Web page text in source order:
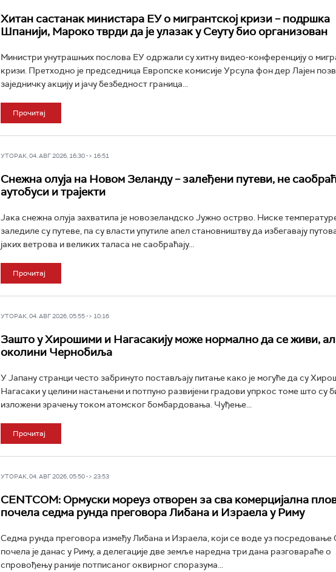
Хитан састанак министара ЕУ о мигрантској кризи – подршка
Шпанији, Мароко тврди да је улазак у Сеуту био организован
Министри унутрашњих послова ЕУ одржали су хитну видео-конференцију о
кризи. Претходно је председница Европске комисије Урсула фон дер Лајен
заједничку акцију и јачу безбедност граница...
Прочитај
УТОРАК, 04. АВГ 2026, 16:30 -> 16:51
Снежна олуја на Новом Зеланду – залеђени путеви, не
аутобуси и трајекти
Јака снежна олуја захватила је новозеландско Јужно острво. Ниске
заледиле су путеве, па су власти упутиле апел становништву да избегавају
јаких ветрова и великих таласа не саобраћају...
Прочитај
УТОРАК, 04. АВГ 2026, 05:55 -> 10:16
Зашто у Хирошими и Нагасакију може нормално да се живи,
околини Чернобиља
У Јапану странци често забринуто постављају питање како је могуће да су
Нагасаки у целини настањени и потпуно развијени градови упркос томе што су
изложени зрачењу током атомског бомбардовања. Чуђење...
Прочитај
УТОРАК, 04. АВГ 2026, 05:50 -> 23:53
CENTCOM: Ормуски мореуз отворен за сва комерцијална
почела седма рунда преговора Либана и Израела у Риму
Седма рунда преговора између Либана и Израела, који се воде уз
почела је данас у Риму, а делегације две земље наредна три дана разговараће о
спровођењу раније потписаног оквирног споразума...